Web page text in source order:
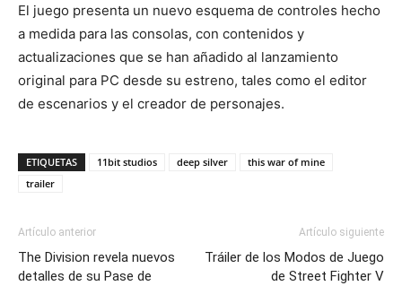
El juego presenta un nuevo esquema de controles hecho
a medida para las consolas, con contenidos y
actualizaciones que se han añadido al lanzamiento
original para PC desde su estreno, tales como el editor
de escenarios y el creador de personajes.
ETIQUETAS 11bit studios deep silver
this war of mine
trailer
Artículo anterior
The Division revela nuevos
detalles de su Pase de
Artículo siguiente
Tráiler de los Modos de Juego
de Street Fighter V